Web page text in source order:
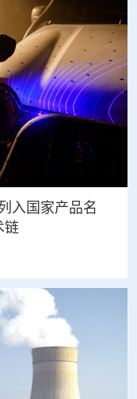
入国家产品名
链